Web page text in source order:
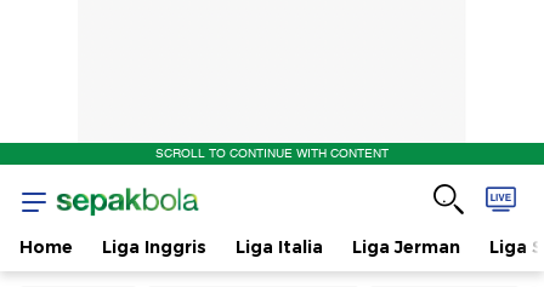
SCROLL TO CONTINUE WITH CONTENT
Home Liga Inggris Liga Italia Liga Jerman Liga